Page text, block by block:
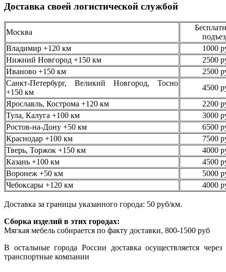
Доставка своей логистической службой
Москва
Владимир +120 км
1000
Нижний Новгород +150 км
2500
Иваново +150 км
2500
Санкт-Петербург, Великий Новгород, Тосно
+150 км
4500
Ярославль, Кострома +120 км
2200
Тула, Калуга +100 км
3000
Ростов-на-Дону +50 км
6500
Краснодар +100 км
7500
Тверь, Торжок +150 км
4000
Казань +100 км
4500
Воронеж +50 км
5000
Чебоксары +120 км
4000
Доставка за границы указанного города: 50 руб/км.
Сборка изделий в этих городах:
Мягкая мебель собирается по факту доставки, 800-1500 руб
В остальные города России доставка осуществляется через
транспортные компании